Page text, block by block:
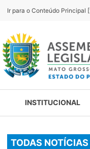
Ir para o Conteúdo Principal
INSTITUCIONAL
TODAS